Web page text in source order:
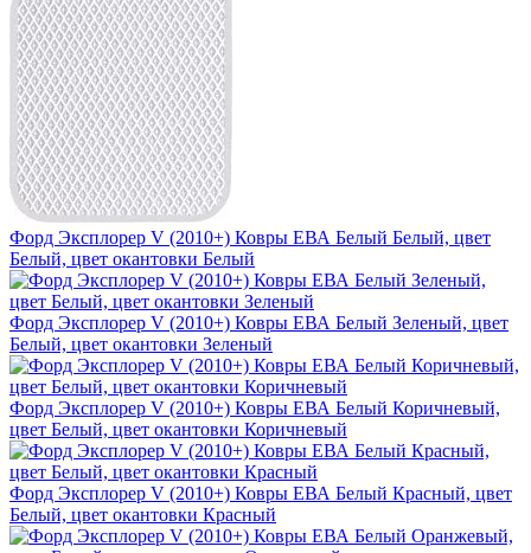
Форд Эксплорер V (2010+) Ковры ЕВА Белый Белый, цвет
Белый, цвет окантовки Белый
Форд Эксплорер V (2010+) Ковры ЕВА Белый Зеленый, цвет
Белый, цвет окантовки Зеленый
Форд Эксплорер V (2010+) Ковры ЕВА Белый Коричневый,
цвет Белый, цвет окантовки Коричневый
Форд Эксплорер V (2010+) Ковры ЕВА Белый Красный, цвет
Белый, цвет окантовки Красный